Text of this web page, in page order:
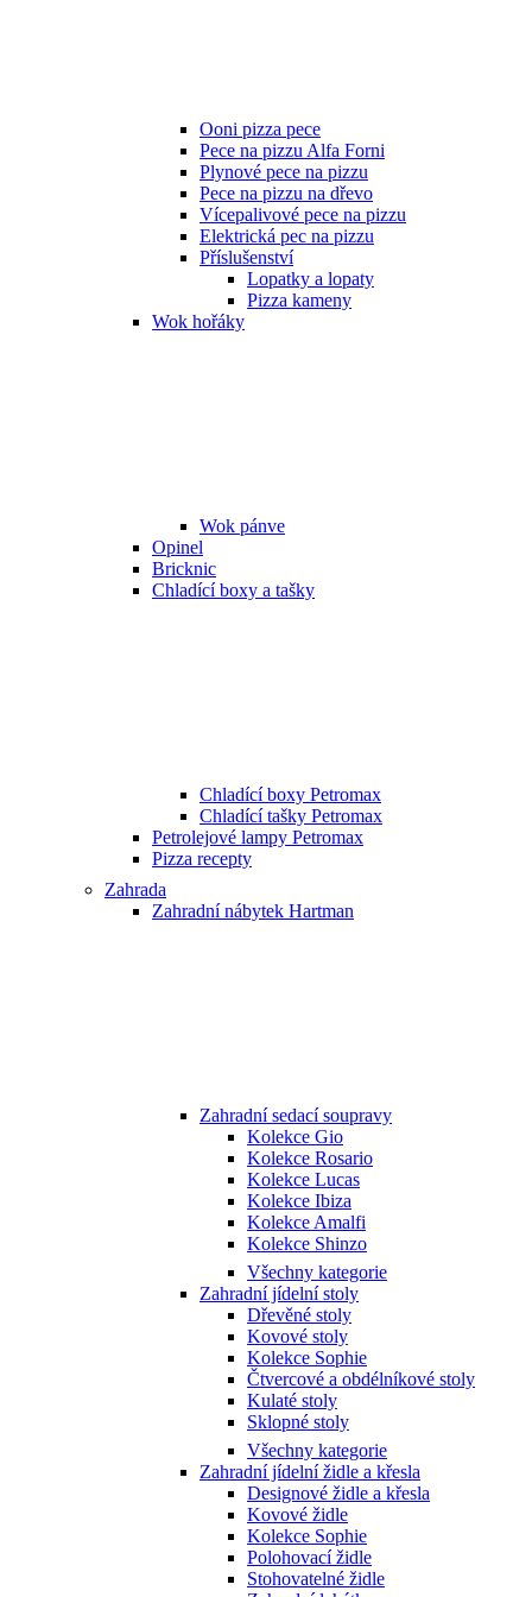
Ooni pizza pece
Pece na pizzu Alfa Forni
Plynové pece na pizzu
Pece na pizzu na dřevo
Vícepalivové pece na pizzu
Elektrická pec na pizzu
Příslušenství
Lopatky a lopaty
Pizza kameny
Wok hořáky
Wok pánve
Opinel
Bricknic
Chladící boxy a tašky
Chladící boxy Petromax
Chladící tašky Petromax
Petrolejové lampy Petromax
Pizza recepty
Zahrada
Zahradní nábytek Hartman
Zahradní sedací soupravy
Kolekce Gio
Kolekce Rosario
Kolekce Lucas
Kolekce Ibiza
Kolekce Amalfi
Kolekce Shinzo
Všechny kategorie
Zahradní jídelní stoly
Dřevěné stoly
Kovové stoly
Kolekce Sophie
Čtvercové a obdélníkové stoly
Kulaté stoly
Sklopné stoly
Všechny kategorie
Zahradní jídelní židle a křesla
Designové židle a křesla
Kovové židle
Kolekce Sophie
Polohovací židle
Stohovatelné židle